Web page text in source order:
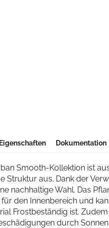
Eigenschaften Dokumentation
Smooth-Kollektion ist
Struktur aus. Dank der
nachhaltige Wahl. Das
den Innenbereich und
Frostbeständig ist.
durch